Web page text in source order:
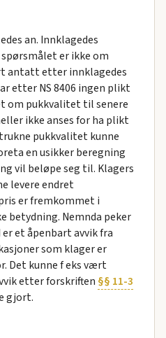
an. Innklagedes
er ikke om
antatt etter innklagedes
etter NS 8406 ingen plikt
om pukkvalitet til senere
ikke anses for ha plikt
pukkvalitet kunne
en usikker beregning
vil beløpe seg til. Klagers
levere endret
er fremkommet i
betydning. Nemnda peker
et åpenbart avvik fra
som klager er
Det kunne f eks vært
etter forskriften §§ 11-3
gjort.